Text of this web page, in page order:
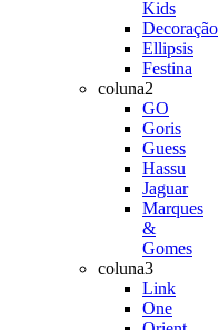
Kids
Decoração
Ellipsis
Festina
coluna2
GO
Goris
Guess
Hassu
Jaguar
Marques
&
Gomes
coluna3
Link
One